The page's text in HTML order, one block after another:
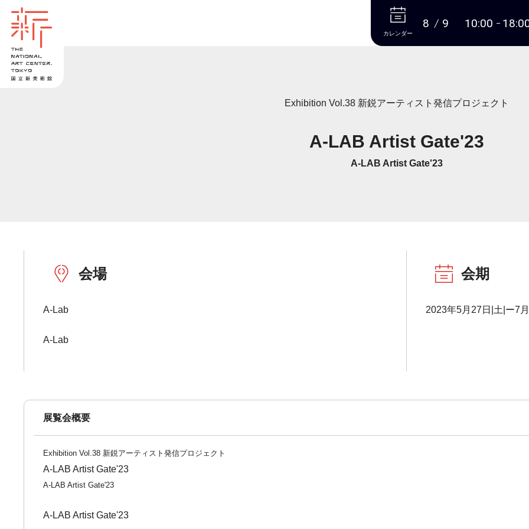
本文へ
カレンダー
8 9 10:00
Exhibition Vol.38 新鋭アーティスト発信プロジェクト
A-LAB Artist Gate'23
A-LAB Artist Gate'23
会場
A-Lab
A-Lab
会期
2023年5月27日|土|ー7月
展覧会概要
Exhibition Vol.38 新鋭アーティスト発信プロジェクト
A-LAB Artist Gate'23
A-LAB Artist Gate'23
A-LAB Artist Gate'23